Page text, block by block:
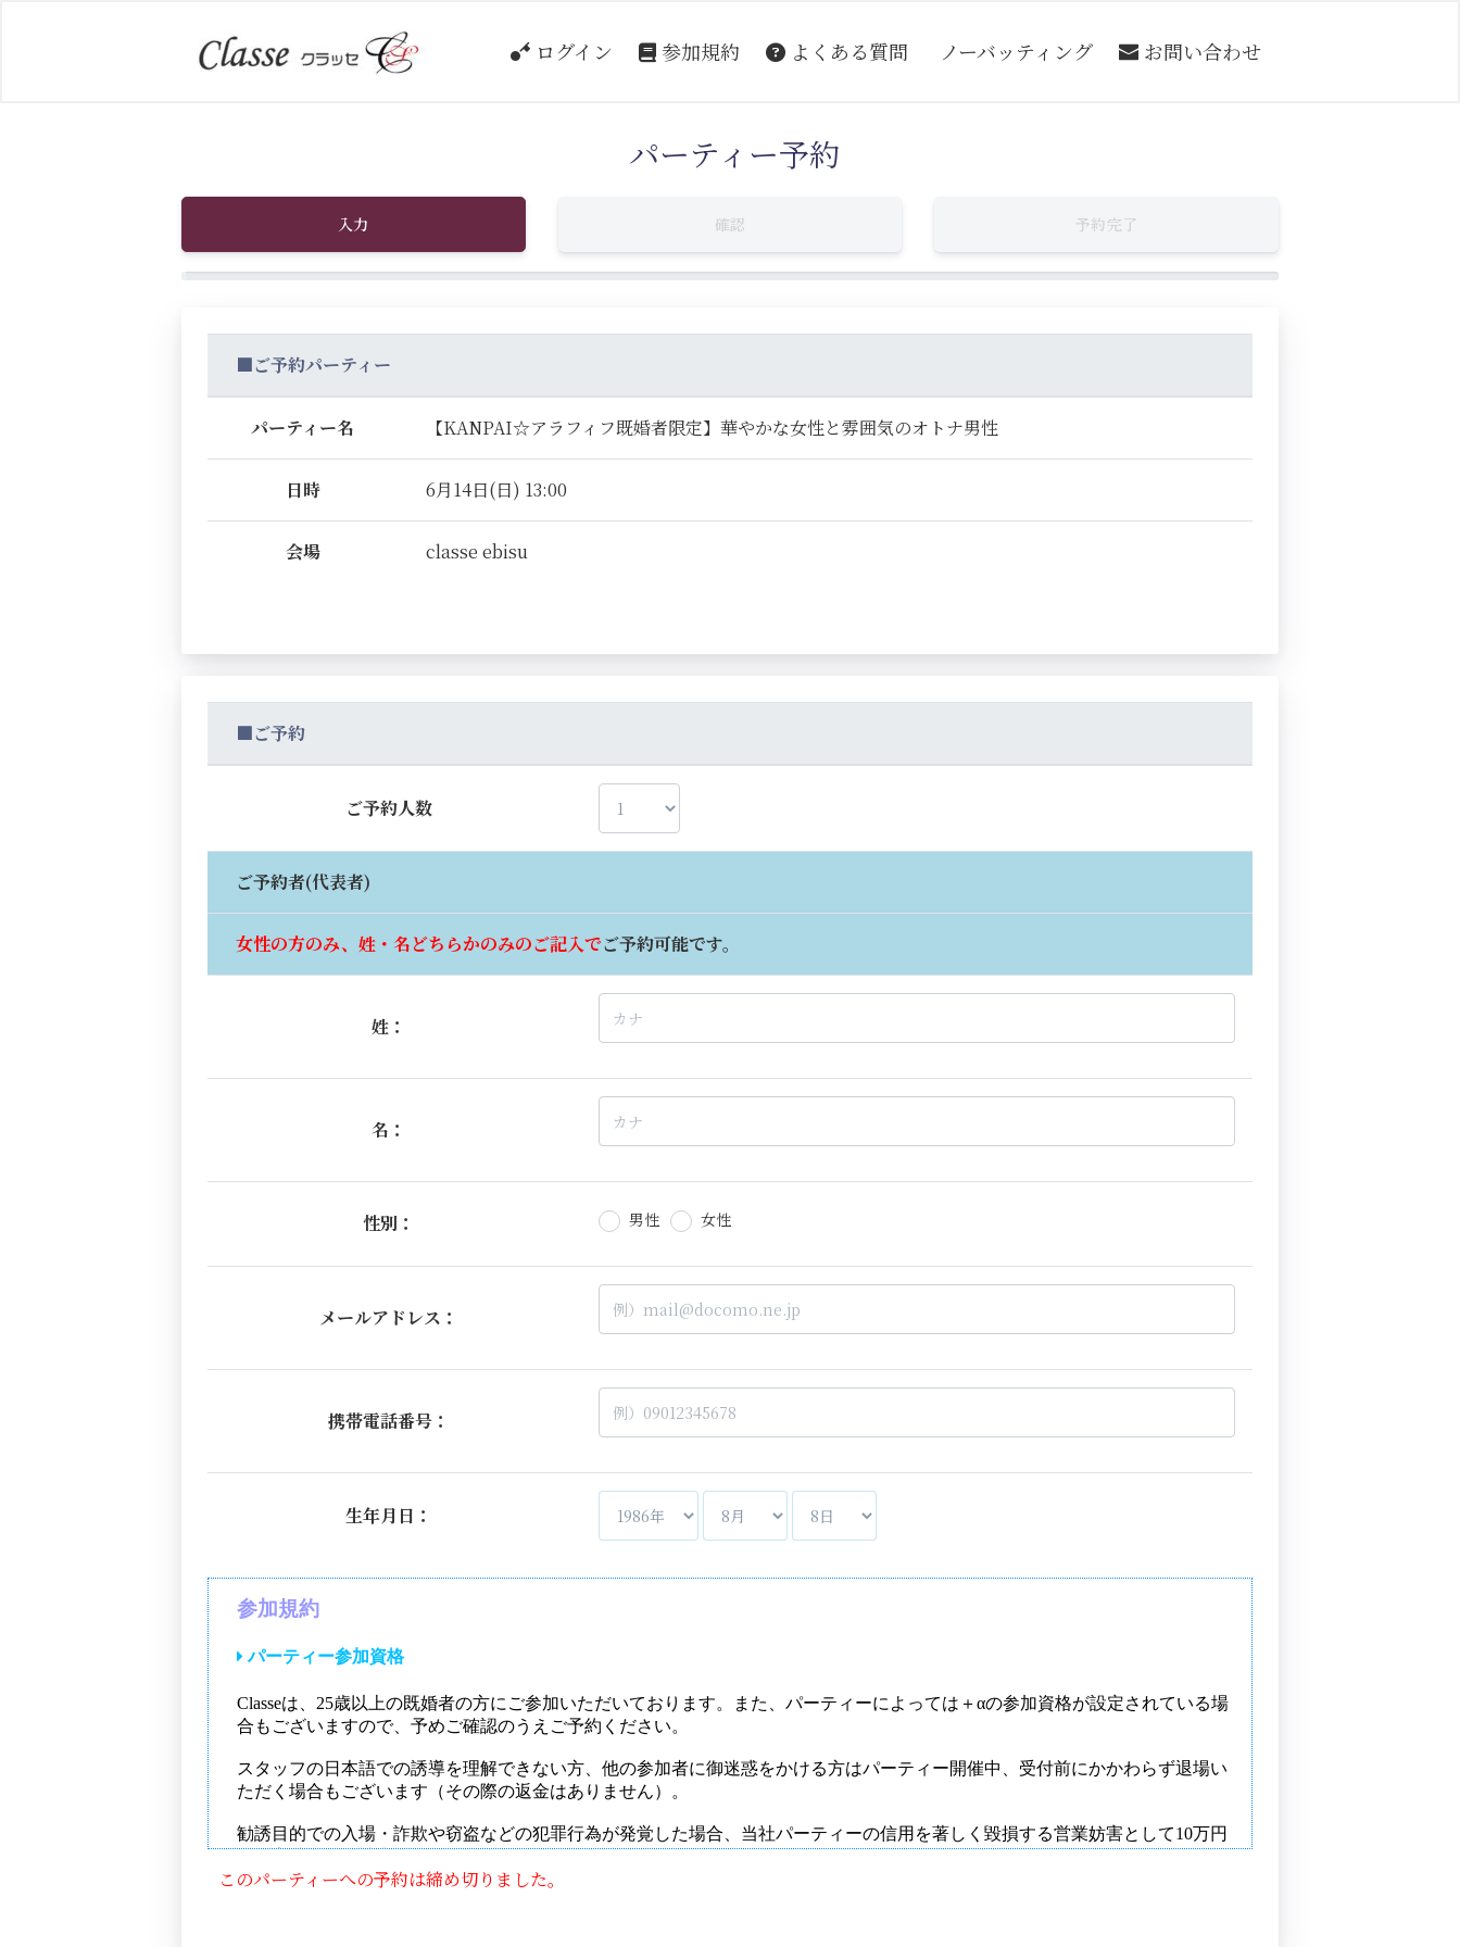
ログイン 参加規約 よくある質問 ノーバッティング お問い合わせ
パーティー予約
入力 確認 予約完了
■ご予約パーティー
パーティー名 【KANPAI☆アラフィフ既婚者限定】華やかな女性と雰囲気のオトナ男性
日時 6月14日(日) 13:00
会場 classe ebisu
■ご予約
ご予約人数
ご予約者(代表者)
女性の方のみ、姓・名どちらかのみのご記入でご予約可能です。
姓：
名：
性別： 男性 女性
メールアドレス：
携帯電話番号：
生年月日：
このパーティーへの予約は締め切りました。